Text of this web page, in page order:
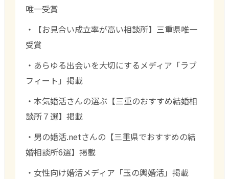
唯一受賞
・【お見合い成立率が高い相談所】三重県唯一
受賞
・あらゆる出会いを大切にするメディア「ラブ
フィート」掲載
・本気婚活さんの選ぶ【三重のおすすめ結婚相
談所７選】掲載
・男の婚活.netさんの【三重県でおすすめの結
婚相談所6選】掲載
・女性向け婚活メディア「玉の輿婚活」掲載